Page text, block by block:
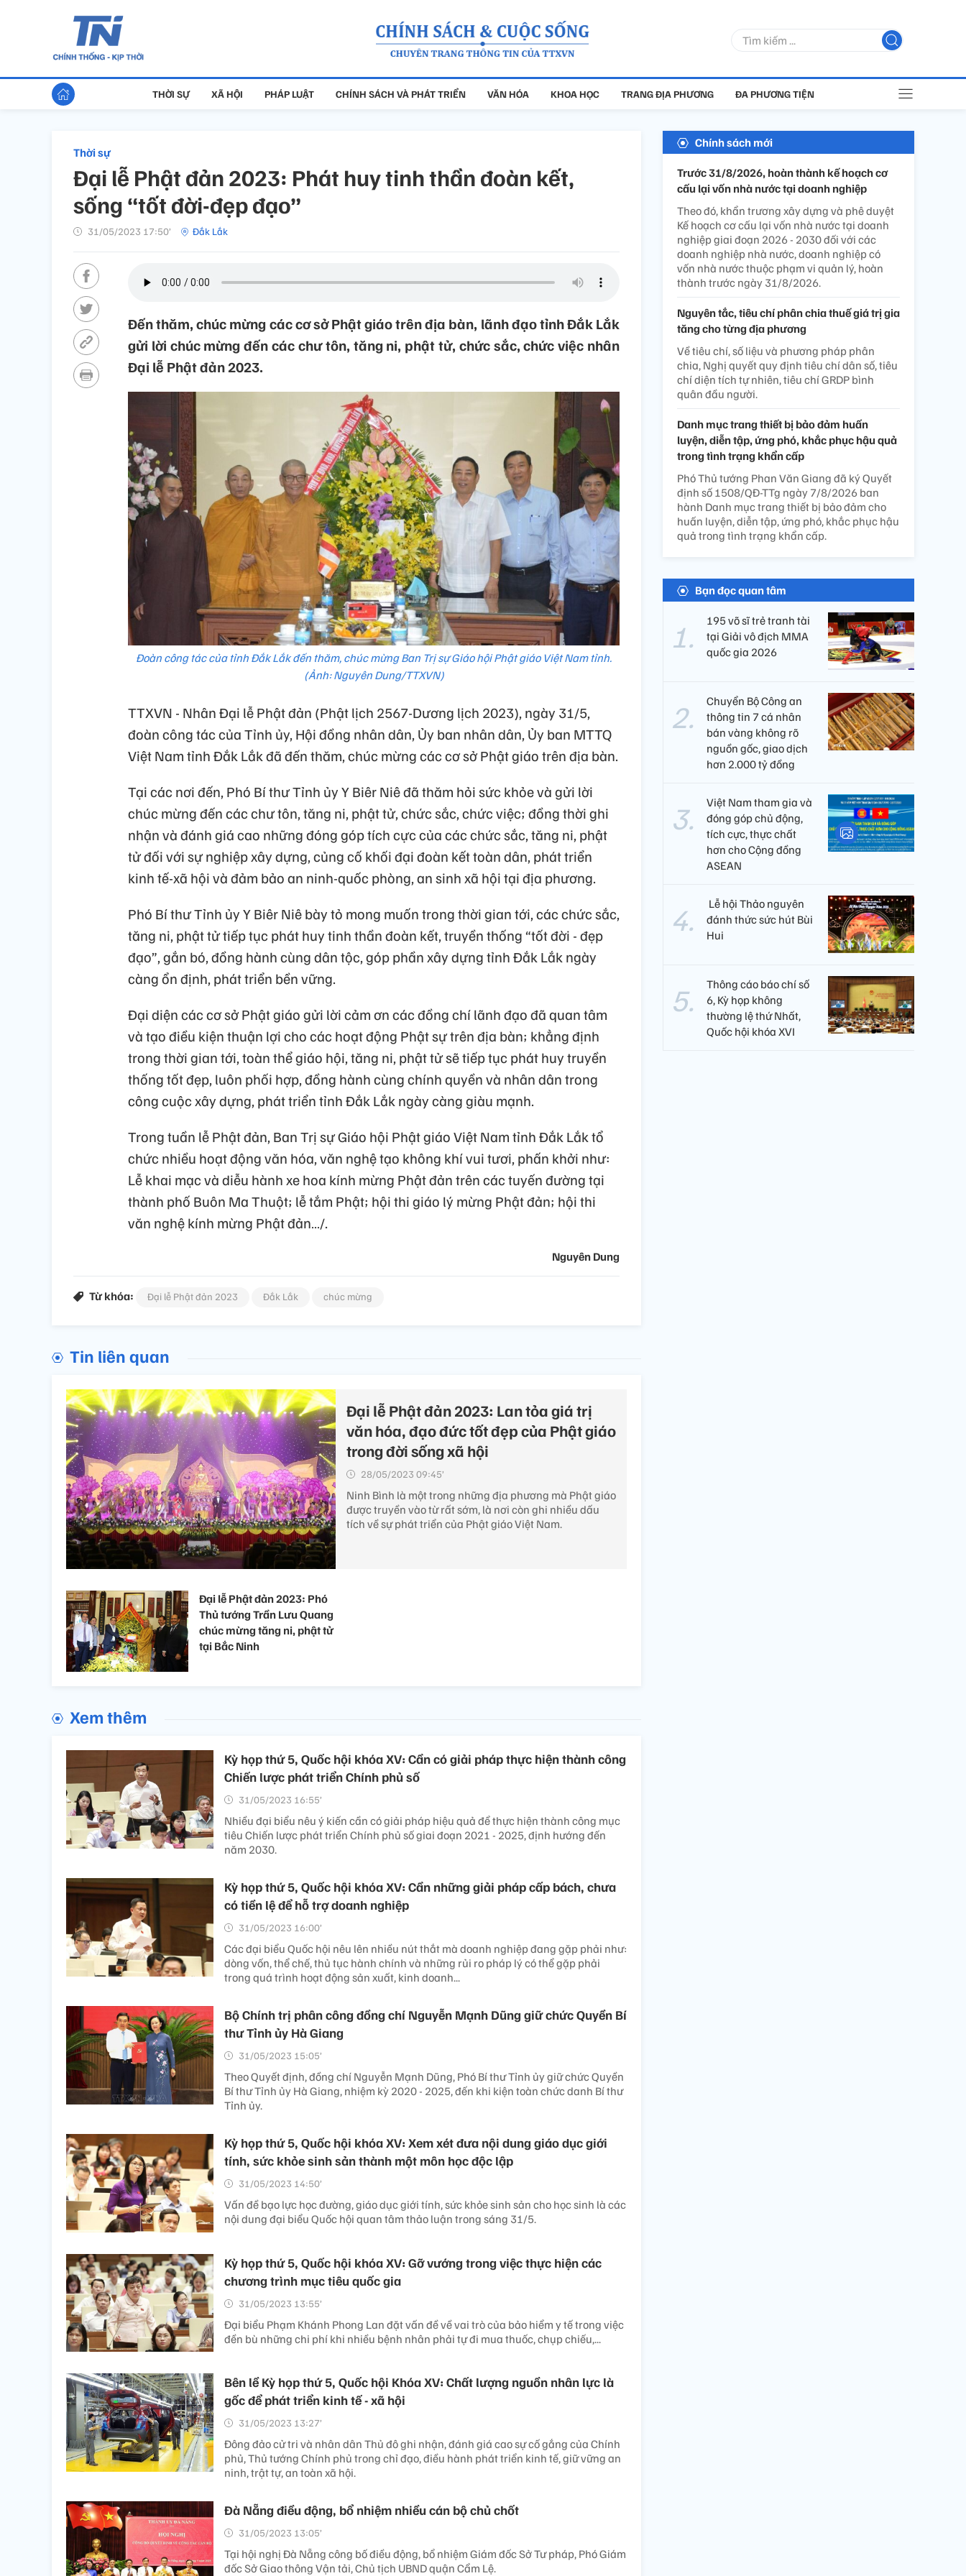
THỜI SỰ XÃ HỘI PHÁP LUẬT CHÍNH SÁCH VÀ PHÁT TRIỂN VĂN HÓA KHOA HỌC TRANG ĐỊA PHƯƠNG ĐA PHƯƠNG TIỆN
Thời sự
Đại lễ Phật đản 2023: Phát huy tinh thần đoàn kết,
sống “tốt đời-đẹp đạo”
31/05/2023 17:50’ Đắk Lắk
Đến thăm, chúc mừng các cơ sở Phật giáo trên địa bàn, lãnh đạo tỉnh Đắk Lắk
gửi lời chúc mừng đến các chư tôn, tăng ni, phật tử, chức sắc, chức việc nhân
Đại lễ Phật đản 2023.
Đoàn công tác của tỉnh Đắk Lắk đến thăm, chúc mừng Ban Trị sự Giáo hội Phật giáo Việt Nam tỉnh.
(Ảnh: Nguyên Dung/TTXVN)
TTXVN - Nhân Đại lễ Phật đản (Phật lịch 2567-Dương lịch 2023), ngày 31/5,
đoàn công tác của Tỉnh ủy, Hội đồng nhân dân, Ủy ban nhân dân, Ủy ban MTTQ
Việt Nam tỉnh Đắk Lắk đã đến thăm, chúc mừng các cơ sở Phật giáo trên địa bàn.
Tại các nơi đến, Phó Bí thư Tỉnh ủy Y Biêr Niê đã thăm hỏi sức khỏe và gửi lời
chúc mừng đến các chư tôn, tăng ni, phật tử, chức sắc, chức việc; đồng thời ghi
nhận và đánh giá cao những đóng góp tích cực của các chức sắc, tăng ni, phật
tử đối với sự nghiệp xây dựng, củng cố khối đại đoàn kết toàn dân, phát triển
kinh tế-xã hội và đảm bảo an ninh-quốc phòng, an sinh xã hội tại địa phương.
Phó Bí thư Tỉnh ủy Y Biêr Niê bày tỏ mong muốn trong thời gian tới, các chức sắc,
tăng ni, phật tử tiếp tục phát huy tinh thần đoàn kết, truyền thống “tốt đời - đẹp
đạo”, gắn bó, đồng hành cùng dân tộc, góp phần xây dựng tỉnh Đắk Lắk ngày
càng ổn định, phát triển bền vững.
Đại diện các cơ sở Phật giáo gửi lời cảm ơn các đồng chí lãnh đạo đã quan tâm
và tạo điều kiện thuận lợi cho các hoạt động Phật sự trên địa bàn; khẳng định
trong thời gian tới, toàn thể giáo hội, tăng ni, phật tử sẽ tiếp tục phát huy truyền
thống tốt đẹp, luôn phối hợp, đồng hành cùng chính quyền và nhân dân trong
công cuộc xây dựng, phát triển tỉnh Đắk Lắk ngày càng giàu mạnh.
Trong tuần lễ Phật đản, Ban Trị sự Giáo hội Phật giáo Việt Nam tỉnh Đắk Lắk tổ
chức nhiều hoạt động văn hóa, văn nghệ tạo không khí vui tươi, phấn khởi như:
Lễ khai mạc và diễu hành xe hoa kính mừng Phật đản trên các tuyến đường tại
thành phố Buôn Ma Thuột; lễ tắm Phật; hội thi giáo lý mừng Phật đản; hội thi
văn nghệ kính mừng Phật đản…/.
Nguyên Dung
Từ khóa: Đại lễ Phật đản 2023 Đắk Lắk chúc mừng
Tin liên quan
Đại lễ Phật đản 2023: Lan tỏa giá trị
văn hóa, đạo đức tốt đẹp của Phật giáo
trong đời sống xã hội
28/05/2023 09:45’
Ninh Bình là một trong những địa phương mà Phật giáo
được truyền vào từ rất sớm, là nơi còn ghi nhiều dấu
tích về sự phát triển của Phật giáo Việt Nam.
Đại lễ Phật đản 2023: Phó
Thủ tướng Trần Lưu Quang
chúc mừng tăng ni, phật tử
tại Bắc Ninh
Xem thêm
Kỳ họp thứ 5, Quốc hội khóa XV: Cần có giải pháp thực hiện thành công
Chiến lược phát triển Chính phủ số
31/05/2023 16:55’
Nhiều đại biểu nêu ý kiến cần có giải pháp hiệu quả để thực hiện thành công mục
tiêu Chiến lược phát triển Chính phủ số giai đoạn 2021 - 2025, định hướng đến
năm 2030.
Kỳ họp thứ 5, Quốc hội khóa XV: Cần những giải pháp cấp bách, chưa
có tiền lệ để hỗ trợ doanh nghiệp
31/05/2023 16:00’
Các đại biểu Quốc hội nêu lên nhiều nút thắt mà doanh nghiệp đang gặp phải như:
dòng vốn, thể chế, thủ tục hành chính và những rủi ro pháp lý có thể gặp phải
trong quá trình hoạt động sản xuất, kinh doanh...
Bộ Chính trị phân công đồng chí Nguyễn Mạnh Dũng giữ chức Quyền Bí
thư Tỉnh ủy Hà Giang
31/05/2023 15:05’
Theo Quyết định, đồng chí Nguyễn Mạnh Dũng, Phó Bí thư Tỉnh ủy giữ chức Quyền
Bí thư Tỉnh ủy Hà Giang, nhiệm kỳ 2020 - 2025, đến khi kiện toàn chức danh Bí thư
Tỉnh ủy.
Kỳ họp thứ 5, Quốc hội khóa XV: Xem xét đưa nội dung giáo dục giới
tính, sức khỏe sinh sản thành một môn học độc lập
31/05/2023 14:50’
Vấn đề bạo lực học đường, giáo dục giới tính, sức khỏe sinh sản cho học sinh là các
nội dung đại biểu Quốc hội quan tâm thảo luận trong sáng 31/5.
Kỳ họp thứ 5, Quốc hội khóa XV: Gỡ vướng trong việc thực hiện các
chương trình mục tiêu quốc gia
31/05/2023 13:55’
Đại biểu Phạm Khánh Phong Lan đặt vấn đề về vai trò của bảo hiểm y tế trong việc
đền bù những chi phí khi nhiều bệnh nhân phải tự đi mua thuốc, chụp chiếu,...
Bên lề Kỳ họp thứ 5, Quốc hội Khóa XV: Chất lượng nguồn nhân lực là
gốc để phát triển kinh tế - xã hội
31/05/2023 13:27’
Đông đảo cử tri và nhân dân Thủ đô ghi nhận, đánh giá cao sự cố gắng của Chính
phủ, Thủ tướng Chính phủ trong chỉ đạo, điều hành phát triển kinh tế, giữ vững an
ninh, trật tự, an toàn xã hội.
Đà Nẵng điều động, bổ nhiệm nhiều cán bộ chủ chốt
31/05/2023 13:05’
Tại hội nghị Đà Nẵng công bố điều động, bổ nhiệm Giám đốc Sở Tư pháp, Phó Giám
đốc Sở Giao thông Vận tải, Chủ tịch UBND quận Cẩm Lệ.
Chính sách mới
Trước 31/8/2026, hoàn thành kế hoạch cơ
cấu lại vốn nhà nước tại doanh nghiệp
Theo đó, khẩn trương xây dựng và phê duyệt
Kế hoạch cơ cấu lại vốn nhà nước tại doanh
nghiệp giai đoạn 2026 - 2030 đối với các
doanh nghiệp nhà nước, doanh nghiệp có
vốn nhà nước thuộc phạm vi quản lý, hoàn
thành trước ngày 31/8/2026.
Nguyên tắc, tiêu chí phân chia thuế giá trị gia
tăng cho từng địa phương
Về tiêu chí, số liệu và phương pháp phân
chia, Nghị quyết quy định tiêu chí dân số, tiêu
chí diện tích tự nhiên, tiêu chí GRDP bình
quân đầu người.
Danh mục trang thiết bị bảo đảm huấn
luyện, diễn tập, ứng phó, khắc phục hậu quả
trong tình trạng khẩn cấp
Phó Thủ tướng Phan Văn Giang đã ký Quyết
định số 1508/QĐ-TTg ngày 7/8/2026 ban
hành Danh mục trang thiết bị bảo đảm cho
huấn luyện, diễn tập, ứng phó, khắc phục hậu
quả trong tình trạng khẩn cấp.
Bạn đọc quan tâm
195 võ sĩ trẻ tranh tài
tại Giải vô địch MMA
quốc gia 2026
Chuyển Bộ Công an
thông tin 7 cá nhân
bán vàng không rõ
nguồn gốc, giao dịch
hơn 2.000 tỷ đồng
Việt Nam tham gia và
đóng góp chủ động,
tích cực, thực chất
hơn cho Cộng đồng
ASEAN
​ Lễ hội Thảo nguyên
đánh thức sức hút Bùi
Hui
Thông cáo báo chí số
6, Kỳ họp không
thường lệ thứ Nhất,
Quốc hội khóa XVI